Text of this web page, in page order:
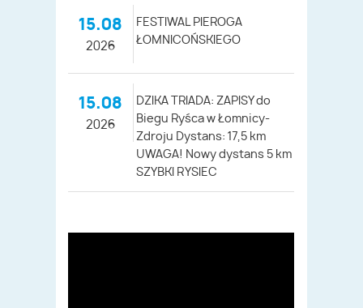
15.08
2026
FESTIWAL PIEROGA
ŁOMNICOŃSKIEGO
15.08
2026
DZIKA TRIADA: ZAPISY do
Biegu Ryśca w Łomnicy-
Zdroju Dystans: 17,5 km
UWAGA! Nowy dystans 5 km
SZYBKI RYSIEC